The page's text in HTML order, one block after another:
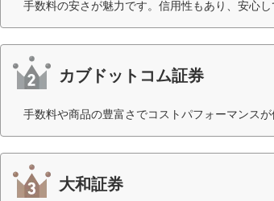
手数料の安さが魅力です。信用性もあり、安心
カブドットコム証券
手数料や商品の豊富さでコストパフォーマンスが
大和証券